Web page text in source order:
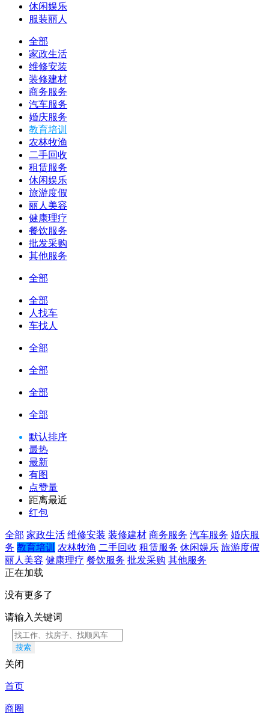
休闲娱乐
服装丽人
全部
家政生活
维修安装
装修建材
商务服务
汽车服务
婚庆服务
教育培训
农林牧渔
二手回收
租赁服务
休闲娱乐
旅游度假
丽人美容
健康理疗
餐饮服务
批发采购
其他服务
全部
全部
人找车
车找人
全部
全部
全部
全部
默认排序
最热
最新
有图
点赞量
距离最近
红包
全部 家政生活 维修安装 装修建材 商务服务 汽车服务 婚庆服
务 教育培训 农林牧渔 二手回收 租赁服务 休闲娱乐 旅游度假
丽人美容 健康理疗 餐饮服务 批发采购 其他服务
正在加载
没有更多了
请输入关键词
搜索
关闭
首页
商圈